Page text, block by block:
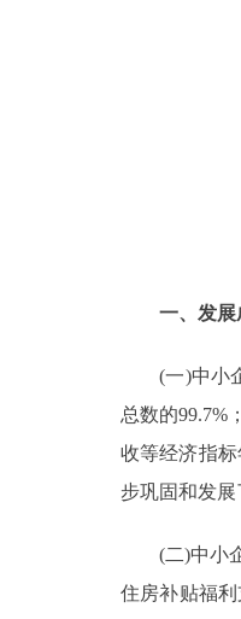
一、发展
(一)中小企
总数的99.7%
收等经济指
步巩固和发展
(二)中小企
住房补贴福